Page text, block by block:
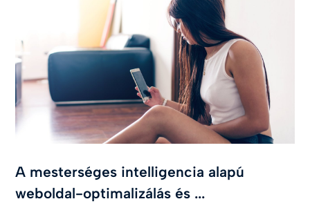
A mesterséges intelligencia alapú
weboldal-optimalizálás és ...